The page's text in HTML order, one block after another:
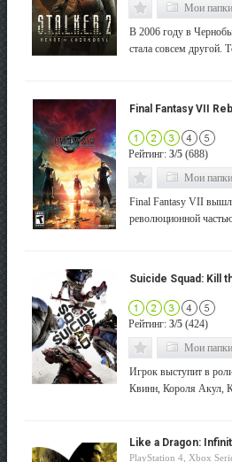
Мои папки
В 2006 году в
стала совсем другой.
Final Fantasy VII
Рейтинг: 3/5 (688)
Мои папки
Final Fantasy VII
революционной
Suicide Squad: Kill
Рейтинг: 3/5 (424)
Мои папки
Игрок выступит в
Квинн, Короля Акул,
Like a Dragon:
PlayStation 4, Xbox